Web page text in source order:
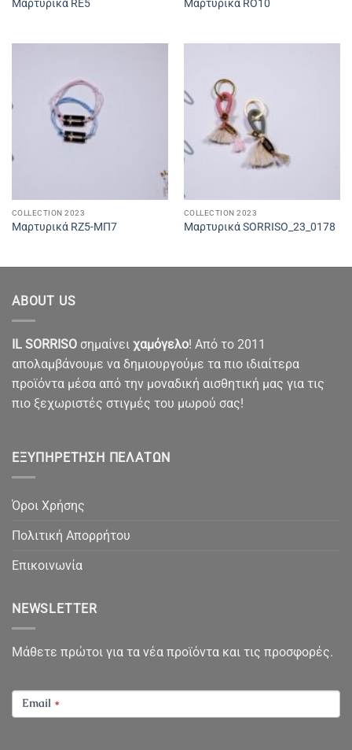
Μαρτυρικά RE5 Μαρτυρικά RO10
COLLECTION 2023
Μαρτυρικά RZ5-ΜΠ7
COLLECTION 2023
Μαρτυρικά SORRISO_23_0178
ABOUT US
IL SORRISO σημαίνει χαμόγελο! Από το 2011
απολαμβάνουμε να δημιουργούμε τα πιο ιδιαίτερα
προϊόντα μέσα από την μοναδική αισθητική μας για τις
πιο ξεχωριστές στιγμές του μωρού σας!
ΕΞΥΠΗΡΈΤΗΣΗ ΠΕΛΑΤΏΝ
Όροι Χρήσης
Πολιτική Απορρήτου
Επικοινωνία
NEWSLETTER
Μάθετε πρώτοι για τα νέα προϊόντα και τις προσφορές.
NEWSLETTER
Email *